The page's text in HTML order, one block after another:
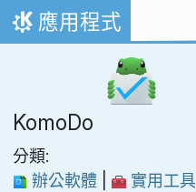
跳到內容
首頁
應用程式
KomoDo
分類:
辦公軟體
實用工具